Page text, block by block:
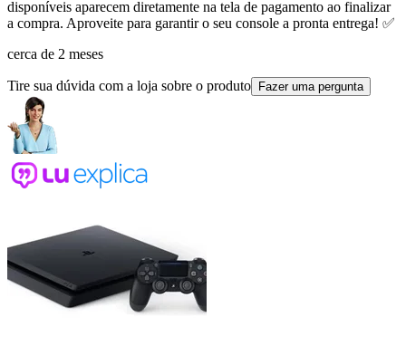
disponíveis aparecem diretamente na tela de pagamento ao finalizar
a compra. Aproveite para garantir o seu console a pronta entrega! ✅
cerca de 2 meses
Tire sua dúvida com a loja sobre o produto Fazer uma pergunta